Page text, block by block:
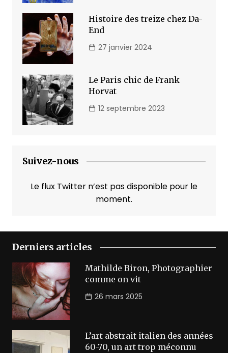
Histoire des treize chez Da-
End
27 janvier 2024
Le Paris chic de Frank
Horvat
12 septembre 2023
Suivez-nous
Le flux Twitter n’est pas disponible pour le
moment.
Derniers articles
Mathilde Biron, Photographier
comme on vit
26 mars 2025
L’art abstrait italien des années
60-70, un art trop méconnu